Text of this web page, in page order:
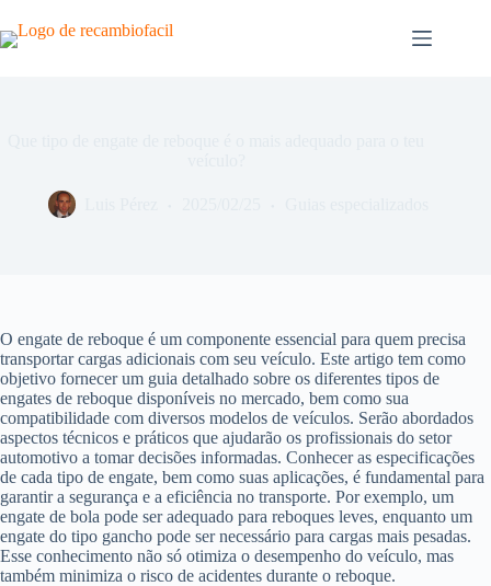
para
o
O engate de reboque é um componente essencial para quem precisa
transportar cargas adicionais com seu veículo. Este artigo tem como
objetivo fornecer um guia detalhado sobre os diferentes tipos de
engates de reboque disponíveis no mercado, bem como sua
compatibilidade com diversos modelos de veículos. Serão abordados
aspectos técnicos e práticos que ajudarão os profissionais do setor
automotivo a tomar decisões informadas. Conhecer as especificações
de cada tipo de engate, bem como suas aplicações, é fundamental para
garantir a segurança e a eficiência no transporte. Por exemplo, um
engate de bola pode ser adequado para reboques leves, enquanto um
engate do tipo gancho pode ser necessário para cargas mais pesadas.
Esse conhecimento não só otimiza o desempenho do veículo, mas
também minimiza o risco de acidentes durante o reboque.